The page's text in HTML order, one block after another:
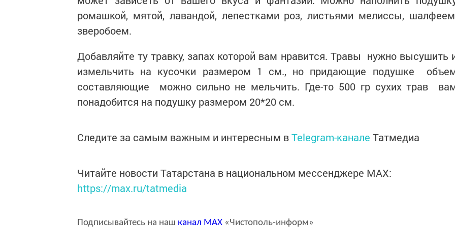
ромашкой, мятой, лавандой, лепестками роз, листьями мелиссы,
зверобоем.
Добавляйте ту травку, запах которой вам нравится. Травы нужно высушить
измельчить на кусочки размером 1 см., но придающие подушке
составляющие можно сильно не мельчить. Где-то 500 гр сухих трав
понадобится на подушку размером 20*20 см.
Следите за самым важным и интересным вTelegram-канале Татмедиа
Читайте новости Татарстана в национальном мессенджере MАХ:
https://max.ru/tatmedia
Подписывайтесь на наш канал MAX «Чистополь-информ»